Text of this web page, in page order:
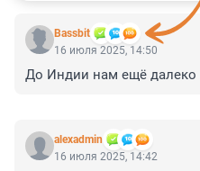
Bassbit
16 июля 2025, 14:50
До Индии нам ещё далеко
alexadmin
16 июля 2025, 14:42